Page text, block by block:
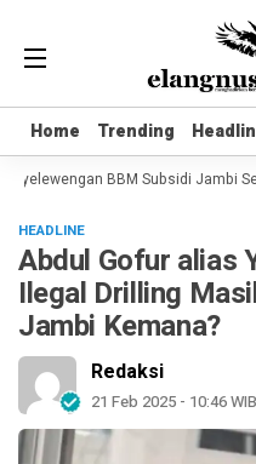
Home Trending
Home Trending
BBM Subsidi Jambi
HEADLINE
Abdul Gofur alias
Ilegal Drilling
Jambi Kemana?
Redaksi
21 Feb 2025 - 10:46 WIB